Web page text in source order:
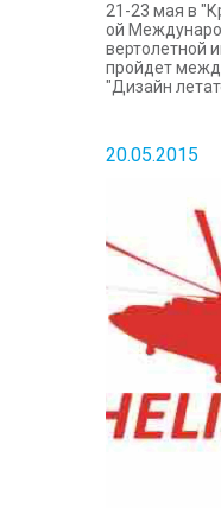
21-23 мая в
ой
вертолетной
пройдет
"Дизайн
20.05.2015